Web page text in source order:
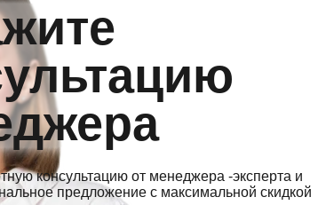
консультацию от менеджера -эксперта и
предложение с максимальной скидкой